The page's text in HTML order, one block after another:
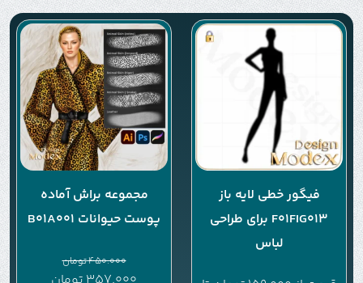
فیگور خطی لایه باز
F01FIG013 برای طراحی
لباس
مجموعه براش آماده
پوست حیوانات B01A001
450.000تومان